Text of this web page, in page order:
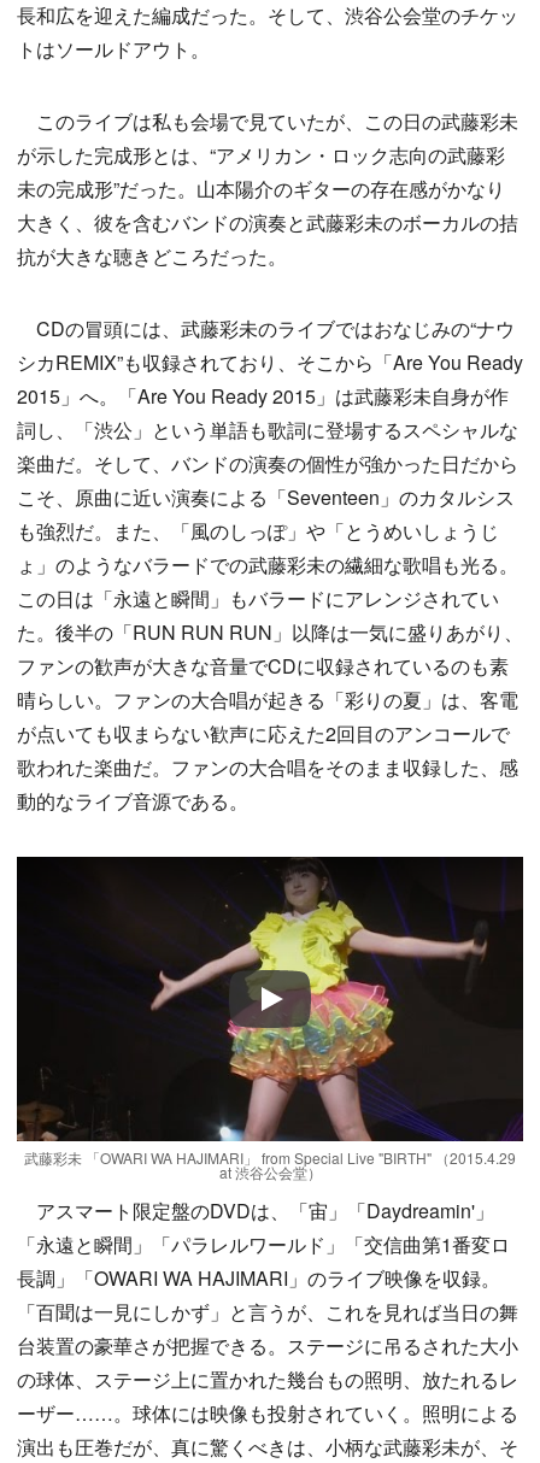
長和広を迎えた編成だった。そして、渋谷公会堂のチケッ
トはソールドアウト。
このライブは私も会場で見ていたが、この日の武藤彩未
が示した完成形とは、“アメリカン・ロック志向の武藤彩
未の完成形”だった。山本陽介のギターの存在感がかなり
大きく、彼を含むバンドの演奏と武藤彩未のボーカルの拮
抗が大きな聴きどころだった。
CDの冒頭には、武藤彩未のライブではおなじみの“ナウ
シカREMIX”も収録されており、そこから「Are You Ready
2015」へ。「Are You Ready 2015」は武藤彩未自身が作
詞し、「渋公」という単語も歌詞に登場するスペシャルな
楽曲だ。そして、バンドの演奏の個性が強かった日だから
こそ、原曲に近い演奏による「Seventeen」のカタルシス
も強烈だ。また、「風のしっぽ」や「とうめいしょうじ
ょ」のようなバラードでの武藤彩未の繊細な歌唱も光る。
この日は「永遠と瞬間」もバラードにアレンジされてい
た。後半の「RUN RUN RUN」以降は一気に盛りあがり、
ファンの歓声が大きな音量でCDに収録されているのも素
晴らしい。ファンの大合唱が起きる「彩りの夏」は、客電
が点いても収まらない歓声に応えた2回目のアンコールで
歌われた楽曲だ。ファンの大合唱をそのまま収録した、感
動的なライブ音源である。
Play
武藤彩未 「OWARI WA HAJIMARI」 from Special Live "BIRTH" （2015.4.29
at 渋谷公会堂）
アスマート限定盤のDVDは、「宙」「Daydreamin'」
「永遠と瞬間」「パラレルワールド」「交信曲第1番変ロ
長調」「OWARI WA HAJIMARI」のライブ映像を収録。
「百聞は一見にしかず」と言うが、これを見れば当日の舞
台装置の豪華さが把握できる。ステージに吊るされた大小
の球体、ステージ上に置かれた幾台もの照明、放たれるレ
ーザー……。球体には映像も投射されていく。照明による
演出も圧巻だが、真に驚くべきは、小柄な武藤彩未が、そ